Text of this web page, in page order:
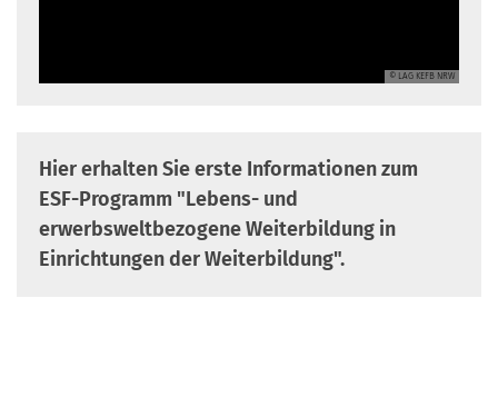
© LAG KEFB NRW
Hier erhalten Sie erste Informationen zum
ESF-Programm "Lebens- und
erwerbsweltbezogene Weiterbildung in
Einrichtungen der Weiterbildung".